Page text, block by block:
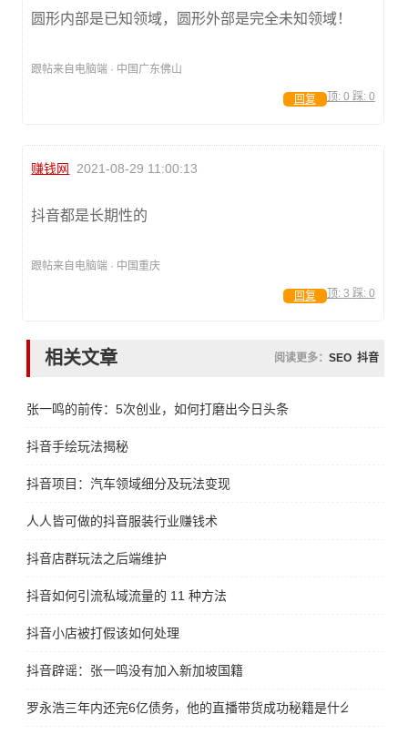
圆形内部是已知领域，圆形外部是完全未知领域！
跟帖来自电脑端 · 中国广东佛山
顶: 0 踩: 0
回复
赚钱网 2021-08-29 11:00:13
抖音都是长期性的
跟帖来自电脑端 · 中国重庆
顶: 3 踩: 0
回复
相关文章 阅读更多： SEO 抖音
张一鸣的前传：5次创业，如何打磨出今日头条
抖音手绘玩法揭秘
抖音项目：汽车领域细分及玩法变现
人人皆可做的抖音服装行业赚钱术
抖音店群玩法之后端维护
抖音如何引流私域流量的 11 种方法
抖音小店被打假该如何处理
抖音辟谣：张一鸣没有加入新加坡国籍
罗永浩三年内还完6亿债务，他的直播带货成功秘籍是什么